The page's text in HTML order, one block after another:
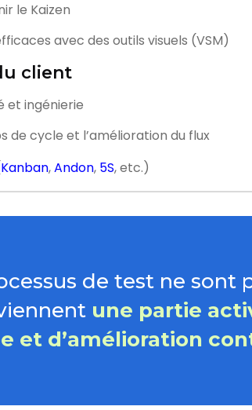
le Kaizen
avec des outils visuels (VSM)
client
et ingénierie
de cycle et l’amélioration du flux
Kanban,Andon, 5S, etc.)
de test ne sont
une partie
et d’amélioration